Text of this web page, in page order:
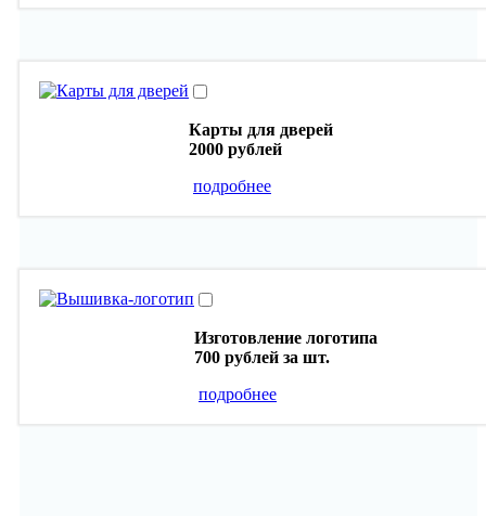
Карты для дверей
2000 рублей
подробнее
Изготовление логотипа
700 рублей за шт.
подробнее